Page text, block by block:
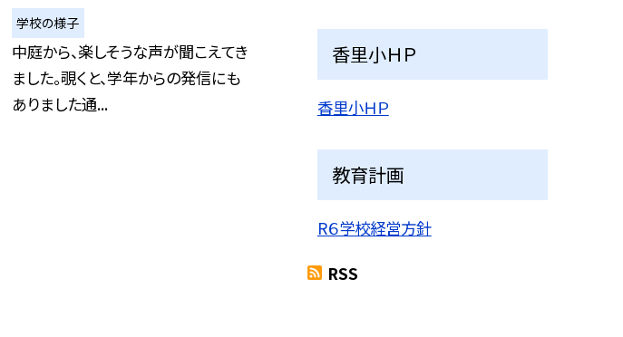
学校の様子
中庭から、楽しそうな声が聞こえてき
ました。覗くと、学年からの発信にも
ありました通...
香里小ＨＰ
香里小ＨＰ
教育計画
R６学校経営方針
RSS